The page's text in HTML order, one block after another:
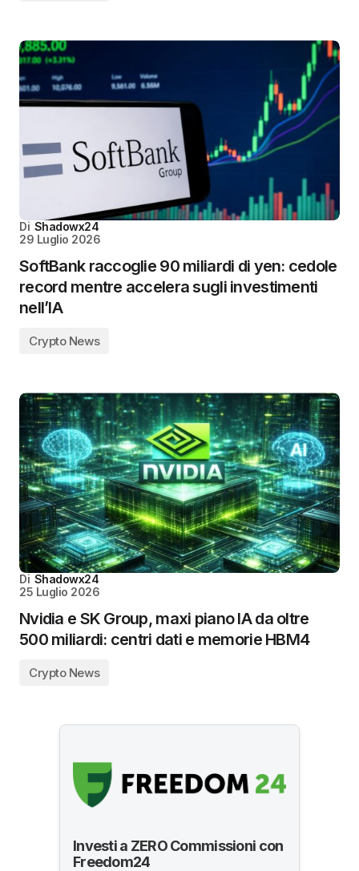
Di Shadowx24
29 Luglio 2026
SoftBank raccoglie 90 miliardi di yen: cedole
record mentre accelera sugli investimenti
nell’IA
Crypto News
Di Shadowx24
25 Luglio 2026
Nvidia e SK Group, maxi piano IA da oltre
500 miliardi: centri dati e memorie HBM4
Crypto News
Investi a ZERO Commissioni con
Freedom24